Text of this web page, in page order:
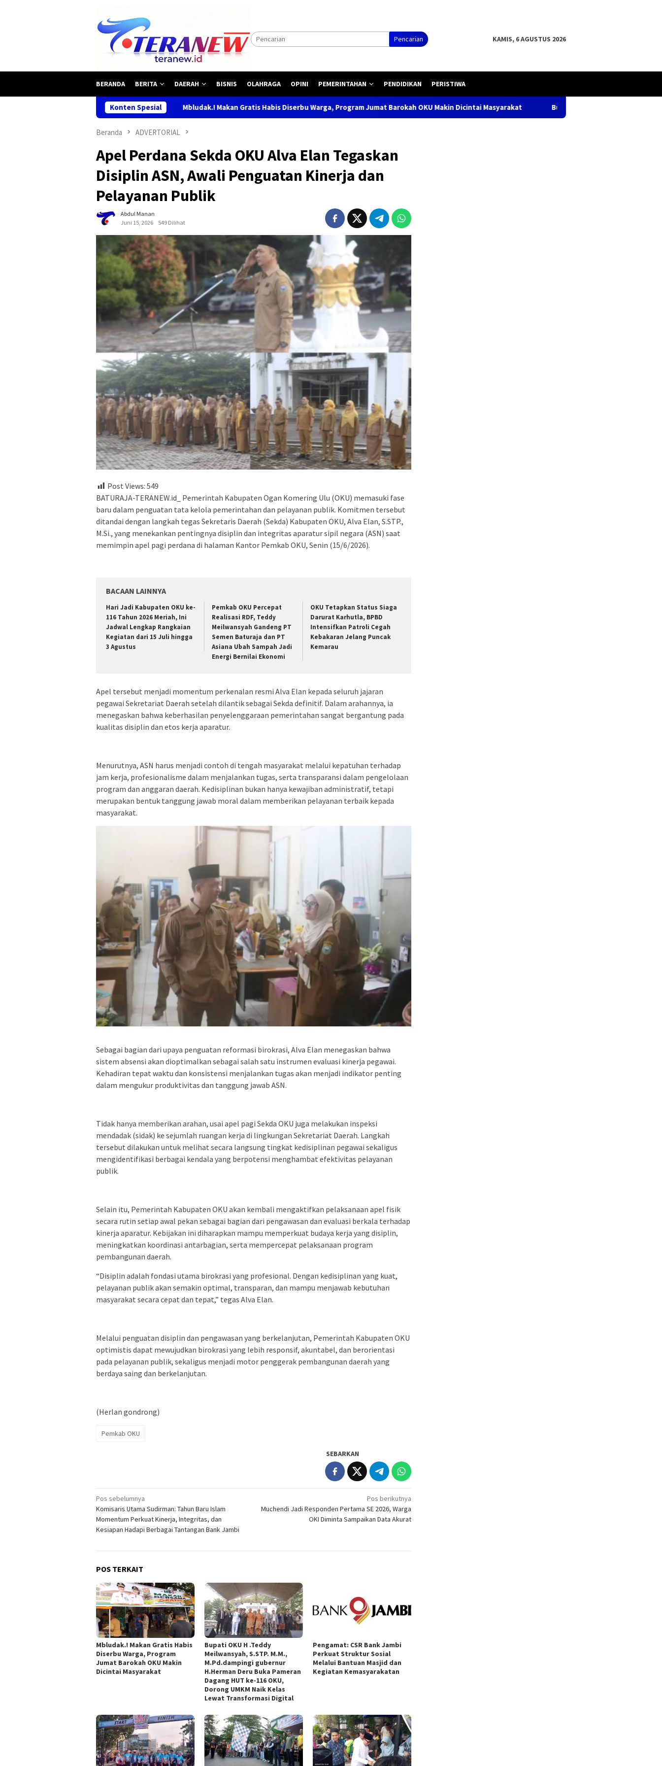
Pencarian
KAMIS, 6 AGUSTUS 2026
BERANDA BERITA DAERAH BISNIS OLAHRAGA OPINI PEMERINTAHAN PENDIDIKAN PERISTIWA
Konten Spesial
Mbludak.! Makan Gratis Habis Diserbu Warga, Program Jumat Barokah OKU Makin Dicintai Masyarakat Bupati OKU H .Teddy Meilwansyah, S.STP. M.M.,
Beranda ADVERTORIAL
Apel Perdana Sekda OKU Alva Elan Tegaskan
Disiplin ASN, Awali Penguatan Kinerja dan
Pelayanan Publik
Abdul Manan
Juni 15, 2026
549 Dilihat
Post Views: 549
BATURAJA-TERANEW.id_ Pemerintah Kabupaten Ogan Komering Ulu (OKU) memasuki fase
baru dalam penguatan tata kelola pemerintahan dan pelayanan publik. Komitmen tersebut
ditandai dengan langkah tegas Sekretaris Daerah (Sekda) Kabupaten OKU, Alva Elan, S.STP.,
M.Si., yang menekankan pentingnya disiplin dan integritas aparatur sipil negara (ASN) saat
memimpin apel pagi perdana di halaman Kantor Pemkab OKU, Senin (15/6/2026).
BACAAN LAINNYA
Hari Jadi Kabupaten OKU ke-
116 Tahun 2026 Meriah, Ini
Jadwal Lengkap Rangkaian
Kegiatan dari 15 Juli hingga
3 Agustus
Pemkab OKU Percepat
Realisasi RDF, Teddy
Meilwansyah Gandeng PT
Semen Baturaja dan PT
Asiana Ubah Sampah Jadi
Energi Bernilai Ekonomi
OKU Tetapkan Status Siaga
Darurat Karhutla, BPBD
Intensifkan Patroli Cegah
Kebakaran Jelang Puncak
Kemarau
Apel tersebut menjadi momentum perkenalan resmi Alva Elan kepada seluruh jajaran
pegawai Sekretariat Daerah setelah dilantik sebagai Sekda definitif. Dalam arahannya, ia
menegaskan bahwa keberhasilan penyelenggaraan pemerintahan sangat bergantung pada
kualitas disiplin dan etos kerja aparatur.
Menurutnya, ASN harus menjadi contoh di tengah masyarakat melalui kepatuhan terhadap
jam kerja, profesionalisme dalam menjalankan tugas, serta transparansi dalam pengelolaan
program dan anggaran daerah. Kedisiplinan bukan hanya kewajiban administratif, tetapi
merupakan bentuk tanggung jawab moral dalam memberikan pelayanan terbaik kepada
masyarakat.
Sebagai bagian dari upaya penguatan reformasi birokrasi, Alva Elan menegaskan bahwa
sistem absensi akan dioptimalkan sebagai salah satu instrumen evaluasi kinerja pegawai.
Kehadiran tepat waktu dan konsistensi menjalankan tugas akan menjadi indikator penting
dalam mengukur produktivitas dan tanggung jawab ASN.
Tidak hanya memberikan arahan, usai apel pagi Sekda OKU juga melakukan inspeksi
mendadak (sidak) ke sejumlah ruangan kerja di lingkungan Sekretariat Daerah. Langkah
tersebut dilakukan untuk melihat secara langsung tingkat kedisiplinan pegawai sekaligus
mengidentifikasi berbagai kendala yang berpotensi menghambat efektivitas pelayanan
publik.
Selain itu, Pemerintah Kabupaten OKU akan kembali mengaktifkan pelaksanaan apel fisik
secara rutin setiap awal pekan sebagai bagian dari pengawasan dan evaluasi berkala terhadap
kinerja aparatur. Kebijakan ini diharapkan mampu memperkuat budaya kerja yang disiplin,
meningkatkan koordinasi antarbagian, serta mempercepat pelaksanaan program
pembangunan daerah.
“Disiplin adalah fondasi utama birokrasi yang profesional. Dengan kedisiplinan yang kuat,
pelayanan publik akan semakin optimal, transparan, dan mampu menjawab kebutuhan
masyarakat secara cepat dan tepat,” tegas Alva Elan.
Melalui penguatan disiplin dan pengawasan yang berkelanjutan, Pemerintah Kabupaten OKU
optimistis dapat mewujudkan birokrasi yang lebih responsif, akuntabel, dan berorientasi
pada pelayanan publik, sekaligus menjadi motor penggerak pembangunan daerah yang
berdaya saing dan berkelanjutan.
(Herlan gondrong)
Pemkab OKU
SEBARKAN
Navigasi
pos
Pos sebelumnya
Komisaris Utama Sudirman: Tahun Baru Islam
Momentum Perkuat Kinerja, Integritas, dan
Kesiapan Hadapi Berbagai Tantangan Bank Jambi
Pos berikutnya
Muchendi Jadi Responden Pertama SE 2026, Warga
OKI Diminta Sampaikan Data Akurat
POS TERKAIT
Mbludak.! Makan Gratis Habis
Diserbu Warga, Program
Jumat Barokah OKU Makin
Dicintai Masyarakat
Bupati OKU H .Teddy
Meilwansyah, S.STP. M.M.,
M.Pd.dampingi gubernur
H.Herman Deru Buka Pameran
Dagang HUT ke-116 OKU,
Dorong UMKM Naik Kelas
Lewat Transformasi Digital
Pengamat: CSR Bank Jambi
Perkuat Struktur Sosial
Melalui Bantuan Masjid dan
Kegiatan Kemasyarakatan